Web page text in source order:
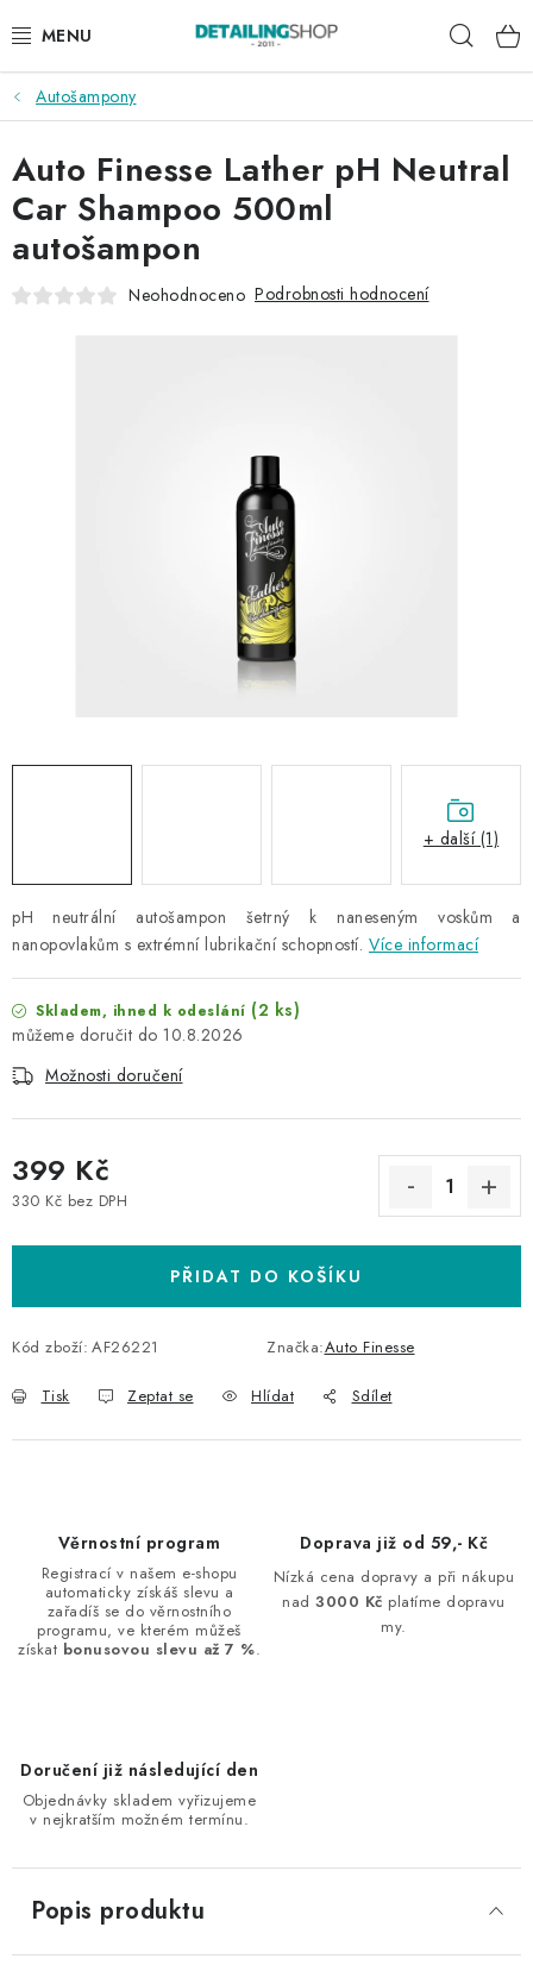
na
AKCE
NOVINKY
EXTERIÉR
INTERIÉR
Autošampony
pH neutrální autošampon šetrný k naneseným voskům a
nanopovlakům s extrémní lubrikační schopností. Více informací
Skladem, ihned k odeslání (2 ks)
10.8.2026
Možnosti doručení
399 Kč
330 Kč bez DPH
PŘIDAT DO KOŠÍKU
Kód zboží: AF26221 Značka:Auto Finesse
Tisk Zeptat se Hlídat Sdílet
Auto Finesse Lather pH Neutral
Car Shampoo 500ml
autošampon
Neohodnoceno Podrobnosti hodnocení
+ další (1)
Věrnostní program
Registrací v našem e-shopu
automaticky získáš slevu a
zařadíš se do věrnostního
programu, ve kterém můžeš
získat bonusovou slevu až 7 %.
Doprava již od 59,- Kč
Nízká cena dopravy a při nákupu
nad3000 Kč platíme dopravu
my.
Doručení již následující den
Objednávky skladem vyřizujeme
v nejkratším možném termínu.
Popis produktu